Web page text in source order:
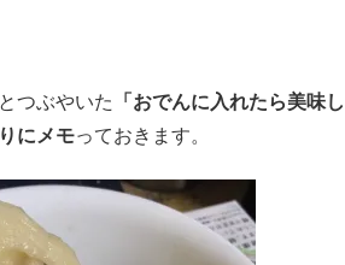
つぶやいた
「おでんに入れたら美味し
にメモっておきます。